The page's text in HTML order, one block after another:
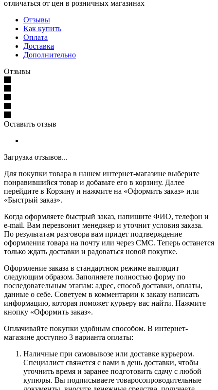
отличаться от цен в розничных магазинах
Отзывы
Как купить
Оплата
Доставка
Дополнительно
Отзывы
Оставить отзыв
Загрузка отзывов...
Для покупки товара в нашем интернет-магазине выберите
понравившийся товар и добавьте его в корзину. Далее
перейдите в Корзину и нажмите на «Оформить заказ» или
«Быстрый заказ».
Когда оформляете быстрый заказ, напишите ФИО, телефон и
e-mail. Вам перезвонит менеджер и уточнит условия заказа.
По результатам разговора вам придет подтверждение
оформления товара на почту или через СМС. Теперь останется
только ждать доставки и радоваться новой покупке.
Оформление заказа в стандартном режиме выглядит
следующим образом. Заполняете полностью форму по
последовательным этапам: адрес, способ доставки, оплаты,
данные о себе. Советуем в комментарии к заказу написать
информацию, которая поможет курьеру вас найти. Нажмите
кнопку «Оформить заказ».
Оплачивайте покупки удобным способом. В интернет-
магазине доступно 3 варианта оплаты:
Наличные при самовывозе или доставке курьером.
Специалист свяжется с вами в день доставки, чтобы
уточнить время и заранее подготовить сдачу с любой
купюры. Вы подписываете товаросопроводительные